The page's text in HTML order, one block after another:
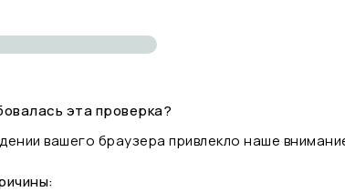
эта проверка?
вашего браузера привлекло наше